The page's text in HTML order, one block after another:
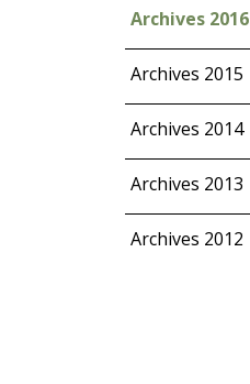
Archives 2016
Archives 2015
Archives 2014
Archives 2013
Archives 2012